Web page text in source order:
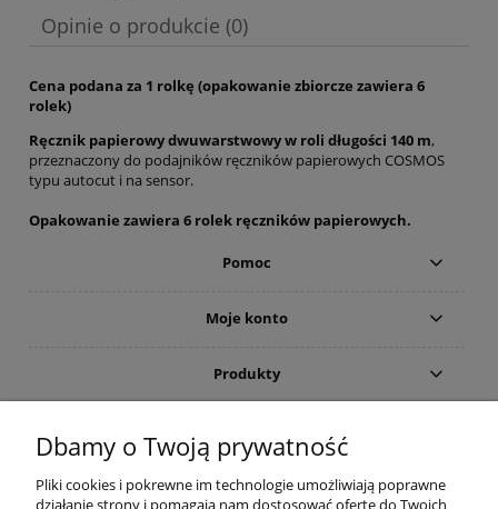
Opinie o produkcie (0)
Cena podana za 1 rolkę (opakowanie zbiorcze zawiera 6
rolek)
Ręcznik papierowy dwuwarstwowy w roli długości 140 m,
przeznaczony do podajników ręczników papierowych COSMOS
typu autocut i na sensor.
Opakowanie zawiera 6 rolek ręczników papierowych.
Pomoc
Moje konto
Produkty
O firmie
Dbamy o Twoją prywatność
Pliki cookies i pokrewne im technologie umożliwiają poprawne
działanie strony i pomagają nam dostosować ofertę do Twoich